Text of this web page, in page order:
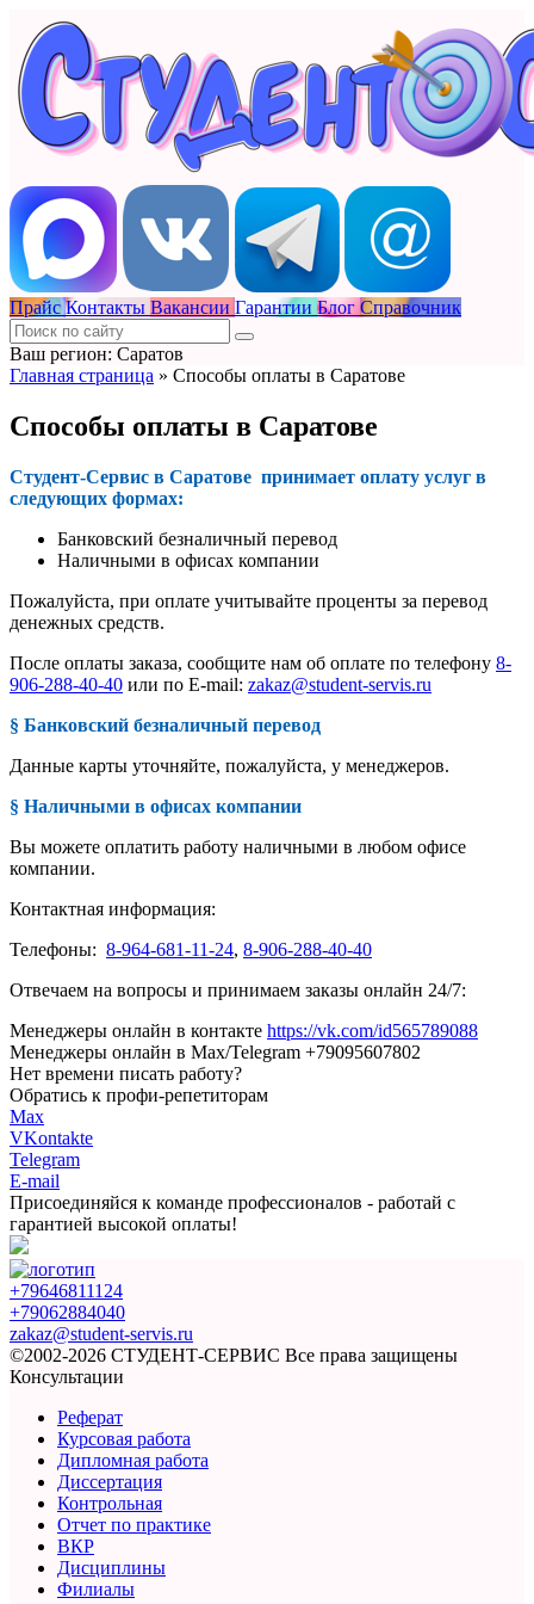
Прайс Контакты Вакансии Гарантии Блог Справочник
Ваш регион: Саратов
Главная страница » Способы оплаты в Саратове
Способы оплаты в Саратове
Студент-Сервис в Саратове принимает оплату услуг в
следующих формах:
Банковский безналичный перевод
Наличными в офисах компании
Пожалуйста, при оплате учитывайте проценты за перевод
денежных средств.
После оплаты заказа, сообщите нам об оплате по телефону 8-
906-288-40-40 или по E-mail: zakaz@student-servis.ru
§ Банковский безналичный перевод
Данные карты уточняйте, пожалуйста, у менеджеров.
§ Наличными в офисах компании
Вы можете оплатить работу наличными в любом офисе
компании.
Контактная информация:
Телефоны: 8-964-681-11-24, 8-906-288-40-40
Отвечаем на вопросы и принимаем заказы онлайн 24/7:
Менеджеры онлайн в контакте https://vk.com/id565789088
Менеджеры онлайн в Max/Telegram +79095607802
Нет времени писать работу?
Обратись к профи-репетиторам
Max
VKontakte
Telegram
E-mail
Присоединяйся к команде профессионалов - работай с
гарантией высокой оплаты!
+79646811124
+79062884040
zakaz@student-servis.ru
©2002-2026 СТУДЕНТ-СЕРВИС Все права защищены
Консультации
Реферат
Курсовая работа
Дипломная работа
Диссертация
Контрольная
Отчет по практике
ВКР
Дисциплины
Филиалы